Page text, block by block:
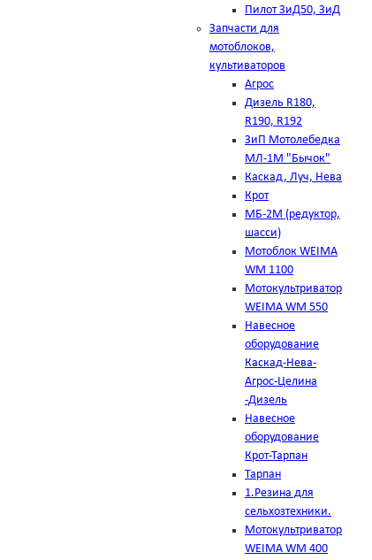
Пилот ЗиД50, ЗиД
Запчасти для
мотоблоков,
культиваторов
Агрос
Дизель R180,
R190, R192
ЗиП Мотолебедка
МЛ-1М "Бычок"
Каскад, Луч, Нева
Крот
МБ-2М (редуктор,
шасси)
Мотоблок WEIMA
WM 1100
Мотокультриватор
WEIMA WM 550
Навесное
оборудование
Каскад-Нева-
Агрос-Целина
-Дизель
Навесное
оборудование
Крот-Тарпан
Тарпан
1.Резина для
сельхозтехники.
Мотокультриватор
WEIMA WM 400